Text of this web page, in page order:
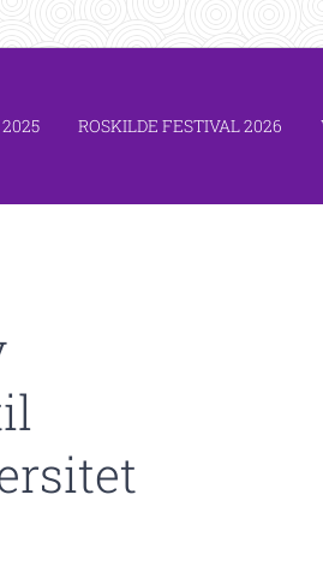
ROSKILDE FESTIVAL 2026